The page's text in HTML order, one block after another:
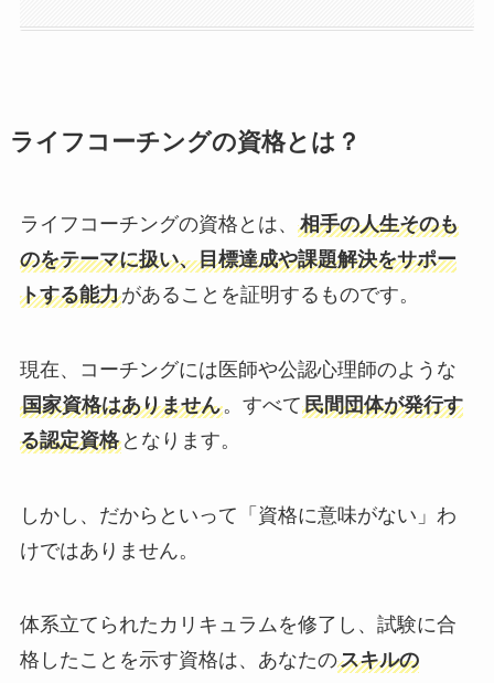
ライフコーチングの資格とは？
ライフコーチングの資格とは、 相手の人生そのも
のをテーマに扱い、目標達成や課題解決をサポー
トする能力があることを証明するものです。
現在、コーチングには医師や公認心理師のような
国家資格はありません。すべて民間団体が発行す
る認定資格となります。
しかし、だからといって「資格に意味がない」わ
けではありません。
体系立てられたカリキュラムを修了し、試験に合
格したことを示す資格は、あなたのスキルの